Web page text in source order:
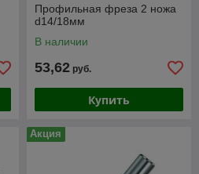
Профильная фреза 2 ножа
d14/18мм
В наличии
53,62 руб.
Купить
Акция